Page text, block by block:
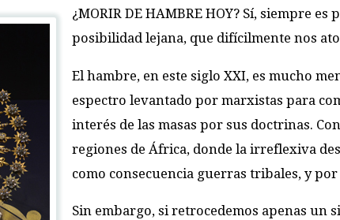
¿MORIR DE HAMBRE HOY? Sí, siempre
posibilidad lejana, que difícilmente nos
El hambre, en este siglo XXI, es mucho
espectro levantado por marxistas para
interés de las masas por sus doctrinas.
regiones de África, donde la irreflexiva
como consecuencia guerras tribales, y
Sin embargo, si retrocedemos apenas un